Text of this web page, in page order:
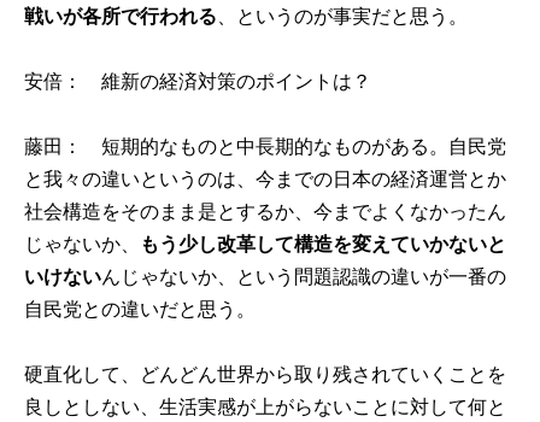
戦いが各所で行われる 、というのが事実だと思う。
安倍： 維新の経済対策のポイントは？
藤田： 短期的なものと中長期的なものがある。自民党
と我々の違いというのは、今までの日本の経済運営とか
社会構造をそのまま是とするか、今までよくなかったん
じゃないか、
もう少し改革して構造を変えていかないと
いけないんじゃないか、という問題認識の違いが一番の
自民党との違いだと思う。
硬直化して、どんどん世界から取り残されていくことを
良しとしない、生活実感が上がらないことに対して何と